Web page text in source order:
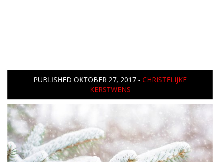
PUBLISHED OKTOBER 27, 2017 - CHRISTELIJKE
KERSTWENS